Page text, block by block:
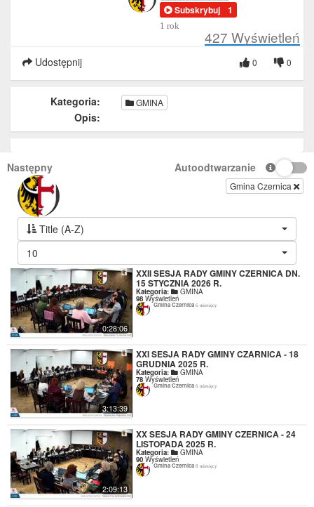
Subskrybuj 1
1 rok
427 Wyświetleń
Udostępnij 0
0
Kategoria: GMINA
Opis:
Następny Autoodtwarzanie
Gmina Czernica
Title (A-Z)
10
0:28:06
XXII SESJA RADY GMINY CZERNICA DN.
15 STYCZNIA 2026 R.
Kategoria: GMINA
98 Wyświetleń
Gmina Czernica6 miesięcy
3:13:39
XXI SESJA RADY GMINY CZARNICA - 18
GRUDNIA 2025 R.
Kategoria: GMINA
78 Wyświetleń
Gmina Czernica6 miesięcy
2:09:13
XX SESJA RADY GMINY CZERNICA - 24
LISTOPADA 2025 R.
Kategoria: GMINA
90 Wyświetleń
Gmina Czernica8 miesięcy